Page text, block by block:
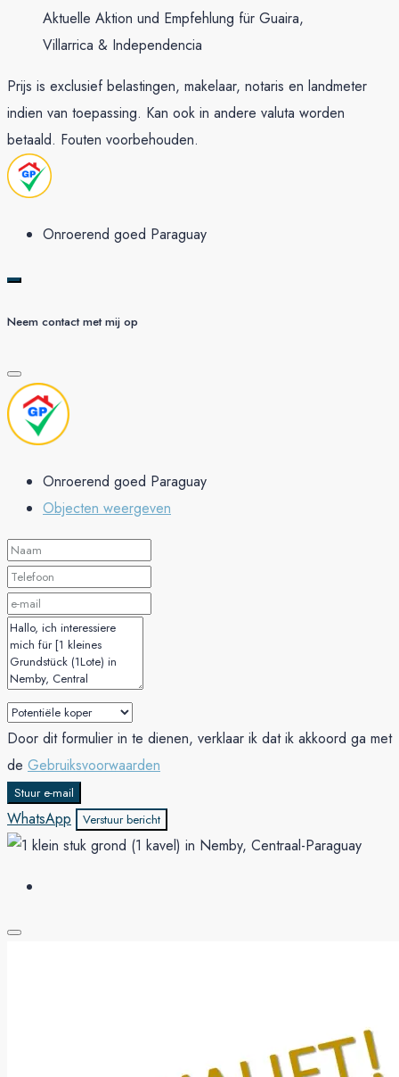
Aktuelle Aktion und Empfehlung für Guaira,
Villarrica & Independencia
Prijs is exclusief belastingen, makelaar, notaris en landmeter
indien van toepassing. Kan ook in andere valuta worden
betaald. Fouten voorbehouden.
Onroerend goed Paraguay
Neem contact met mij op
Onroerend goed Paraguay
Objecten weergeven
Door dit formulier in te dienen, verklaar ik dat ik akkoord ga met
de Gebruiksvoorwaarden
Stuur e-mail
WhatsApp Verstuur bericht